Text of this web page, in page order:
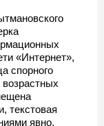
«Интернет»,
спорного
текстовая
явно,